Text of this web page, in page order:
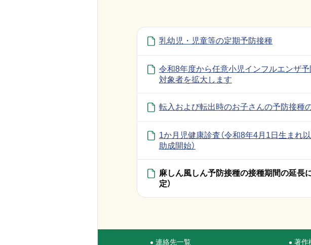
乳幼児・児童等の定期予防接種
令和8年度から任意小児インフルエンザ
対象者を拡大します
転入および転出時のお子さんの予防接種
1か月児健康診査（令和8年4月1日生まれ
助成開始）
麻しん風しん予防接種の接種期間の延長
定）
連絡先一覧 著作